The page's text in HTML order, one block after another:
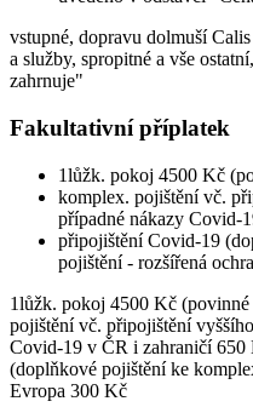
vstupné, dopravu dolmuší
a služby, spropitné a vše
zahrnuje"
Fakultativní příplatek
1lůžk. pokoj 4500 Kč
komplex. pojištění vč.
případné nákazy Covid-
připojištění Covid-19
pojištění - rozšířená
1lůžk. pokoj 4500 Kč
pojištění vč. připojištění
Covid-19 v ČR i zahraničí
(doplňkové pojištění ke
Evropa 300 Kč